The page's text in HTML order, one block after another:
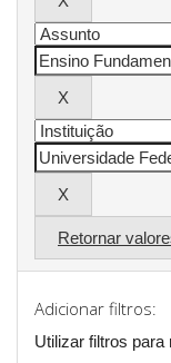
Retornar
Adicionar filtros:
Utilizar filtros para